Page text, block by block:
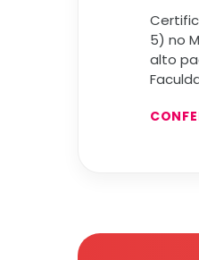
5) no
alto